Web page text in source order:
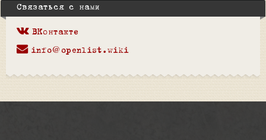
Связаться с нами
ВКонтакте
info@openlist.wiki